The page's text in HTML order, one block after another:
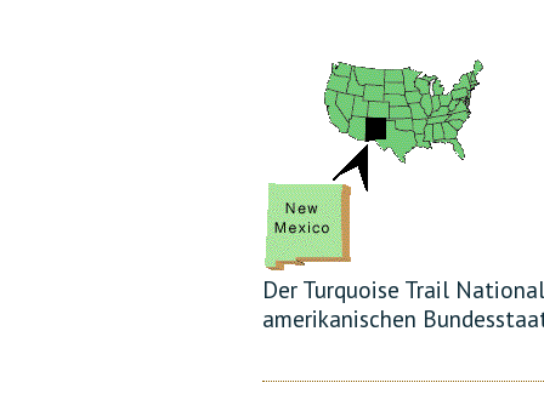
Der Turquoise Trail
amerikanischen